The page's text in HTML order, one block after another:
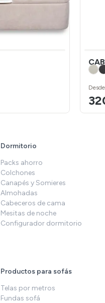
Desde
Dormitorio
Packs ahorro
Colchones
Canapés y Somieres
Almohadas
Cabeceros de cama
Mesitas de noche
Configurador dormitorio
Productos para sofás
Telas por metros
Fundas sofá